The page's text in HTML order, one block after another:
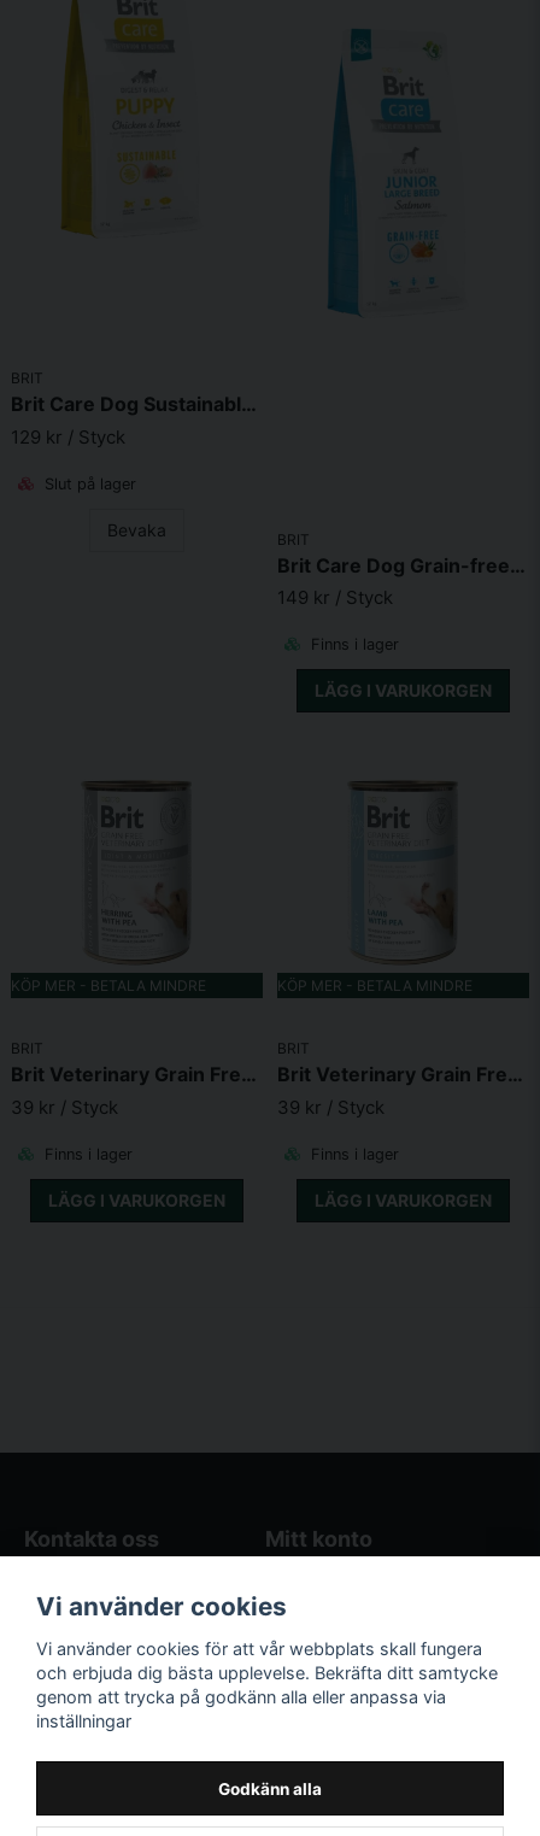
BRIT
Brit Care Dog Sustainable Puppy
129 kr / Styck
Slut på lager
Bevaka BRIT
Brit Care Dog Grain-free Junior Large Breed
149 kr / Styck
Finns i lager
LÄGG I VARUKORGEN
KÖP MER - BETALA MINDRE
BRIT
Brit Veterinary Grain Free Diet Dog Can Joint & Mobility 400 g
39 kr / Styck
Finns i lager
LÄGG I VARUKORGEN
KÖP MER - BETALA MINDRE
BRIT
Brit Veterinary Grain Free Diet Dog Can Obesity 400g
39 kr / Styck
Finns i lager
LÄGG I VARUKORGEN
Kontakta oss
Butikens öppettider
Kontakta oss
Mitt konto
Registrera dig
Följ oss på sociala
medier!
Våra räkneverktyg
Hönsgårdsräknare
Vi använder cookies
Vi använder cookies för att vår webbplats skall fungera
och erbjuda dig bästa upplevelse. Bekräfta ditt samtycke
genom att trycka på godkänn alla eller anpassa via
inställningar
Godkänn alla